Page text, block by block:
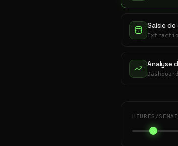
Saisie
Analyse
HEURES/